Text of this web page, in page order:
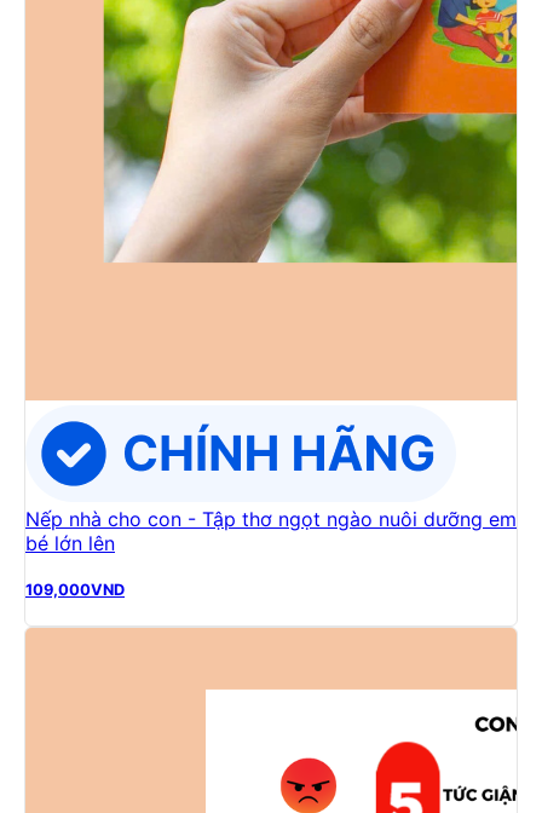
Nếp nhà cho con - Tập thơ ngọt ngào nuôi dưỡng em
bé lớn lên
109,000VND